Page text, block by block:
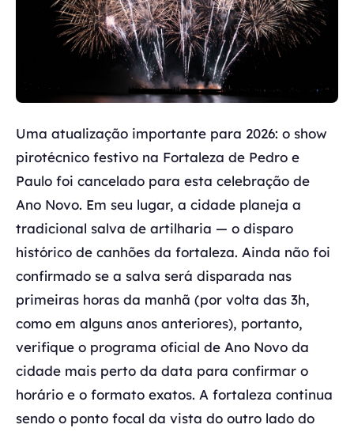
Uma atualização importante para 2026: o show
pirotécnico festivo na Fortaleza de Pedro e
Paulo foi cancelado para esta celebração de
Ano Novo. Em seu lugar, a cidade planeja a
tradicional salva de artilharia — o disparo
histórico de canhões da fortaleza. Ainda não foi
confirmado se a salva será disparada nas
primeiras horas da manhã (por volta das 3h,
como em alguns anos anteriores), portanto,
verifique o programa oficial de Ano Novo da
cidade mais perto da data para confirmar o
horário e o formato exatos. A fortaleza continua
sendo o ponto focal da vista do outro lado do